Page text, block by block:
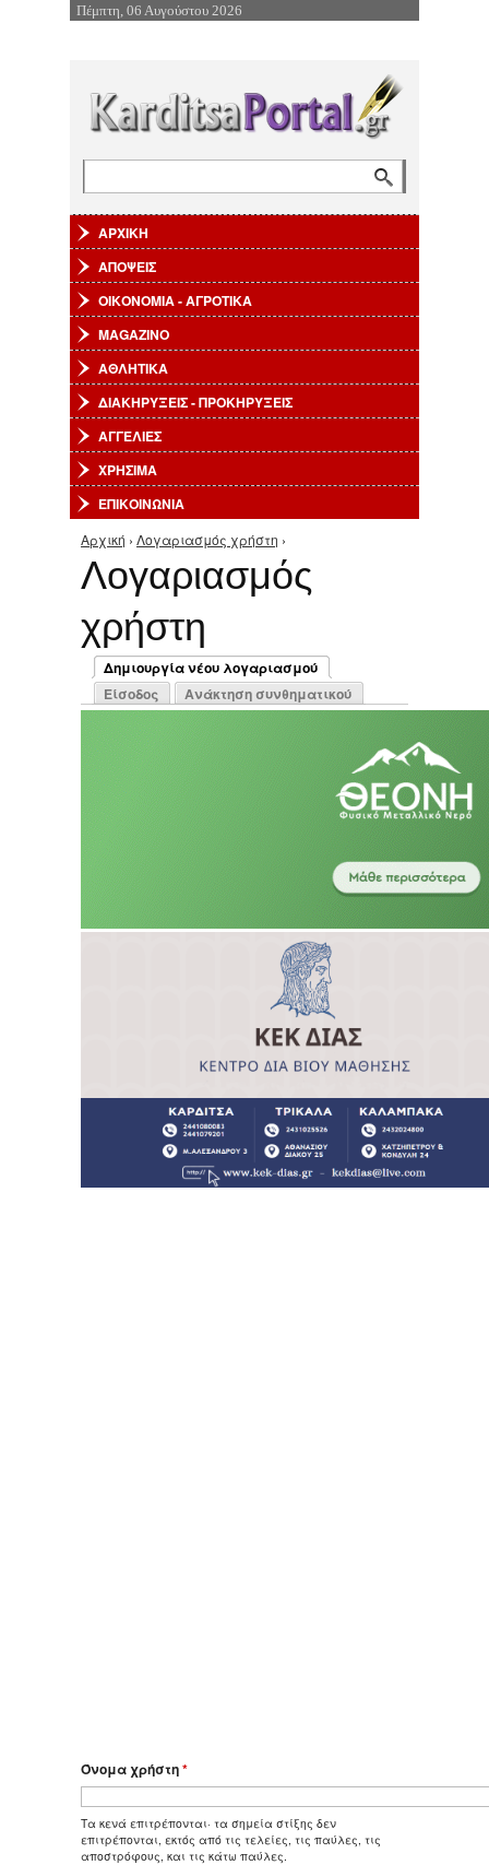
Επιστροφή στην Πλοήγηση
Πέμπτη, 06 Αυγούστου 2026
ΑΡΧΙΚΗ
ΑΠΟΨΕΙΣ
ΟΙΚΟΝΟΜΙΑ - ΑΓΡΟΤΙΚΑ
MAGAZINO
ΑΘΛΗΤΙΚΑ
ΔΙΑΚΗΡΥΞΕΙΣ - ΠΡΟΚΗΡΥΞΕΙΣ
ΑΓΓΕΛΙΕΣ
ΧΡΗΣΙΜΑ
ΕΠΙΚΟΙΝΩΝΙΑ
Είστε εδώ
Αρχική › Λογαριασμός χρήστη ›
Λογαριασμός
χρήστη
Πρωτεύουσες καρτέλες
Δημιουργία νέου λογαριασμού
(ενεργή καρτέλα)
Είσοδος Ανάκτηση συνθηματικού
Όνομα χρήστη*
Τα κενά επιτρέπονται· τα σημεία στίξης δεν
επιτρέπονται, εκτός από τις τελείες, τις παύλες, τις
αποστρόφους, και τις κάτω παύλες.